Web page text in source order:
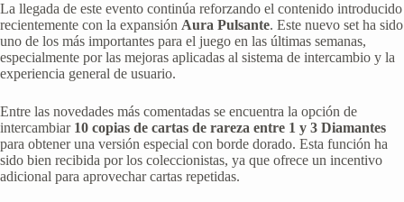
La llegada de este evento continúa reforzando el contenido introducido
recientemente con la expansión Aura Pulsante. Este nuevo set ha sido
uno de los más importantes para el juego en las últimas semanas,
especialmente por las mejoras aplicadas al sistema de intercambio y la
experiencia general de usuario.
Entre las novedades más comentadas se encuentra la opción de
intercambiar 10 copias de cartas de rareza entre 1 y 3 Diamantes
para obtener una versión especial con borde dorado. Esta función ha
sido bien recibida por los coleccionistas, ya que ofrece un incentivo
adicional para aprovechar cartas repetidas.